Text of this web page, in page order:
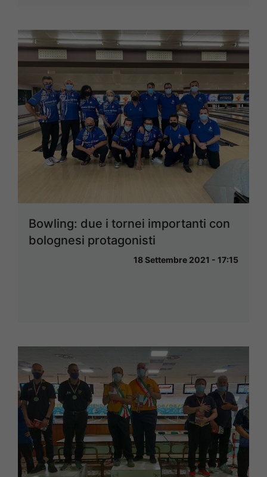
Bowling: due i tornei importanti con
bolognesi protagonisti
18 Settembre 2021 - 17:15